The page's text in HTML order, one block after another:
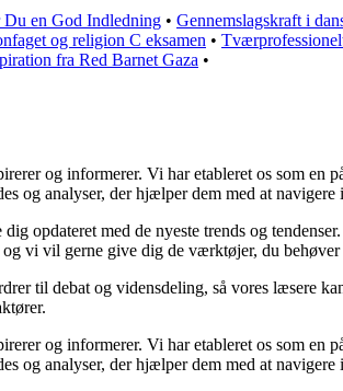
Du en God Indledning • Gennemslagskraft i
og religion C eksamen •
fra Red Barnet Gaza •
og informerer. Vi har etableret os som en
og analyser, der hjælper dem med at navigere
opdateret med de nyeste trends og
vi vil gerne give dig de værktøjer, du behøver
til debat og vidensdeling, så vores læsere
og informerer. Vi har etableret os som en
og analyser, der hjælper dem med at navigere